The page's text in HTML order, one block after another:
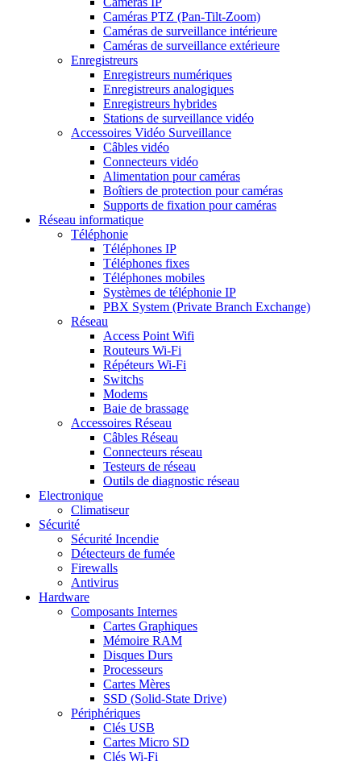
Caméras PTZ (Pan-Tilt-Zoom)
Caméras de surveillance intérieure
Caméras de surveillance extérieure
Enregistreurs
Enregistreurs numériques
Enregistreurs analogiques
Enregistreurs hybrides
Stations de surveillance vidéo
Accessoires Vidéo Surveillance
Câbles vidéo
Connecteurs vidéo
Alimentation pour caméras
Boîtiers de protection pour caméras
Supports de fixation pour caméras
Réseau informatique
Téléphonie
Téléphones IP
Téléphones fixes
Téléphones mobiles
Systèmes de téléphonie IP
PBX System (Private Branch Exchange)
Réseau
Access Point Wifi
Routeurs Wi-Fi
Répéteurs Wi-Fi
Switchs
Modems
Baie de brassage
Accessoires Réseau
Câbles Réseau
Connecteurs réseau
Testeurs de réseau
Outils de diagnostic réseau
Electronique
Climatiseur
Sécurité
Sécurité Incendie
Détecteurs de fumée
Firewalls
Antivirus
Hardware
Composants Internes
Cartes Graphiques
Mémoire RAM
Disques Durs
Processeurs
Cartes Mères
SSD (Solid-State Drive)
Périphériques
Clés USB
Cartes Micro SD
Clés Wi-Fi